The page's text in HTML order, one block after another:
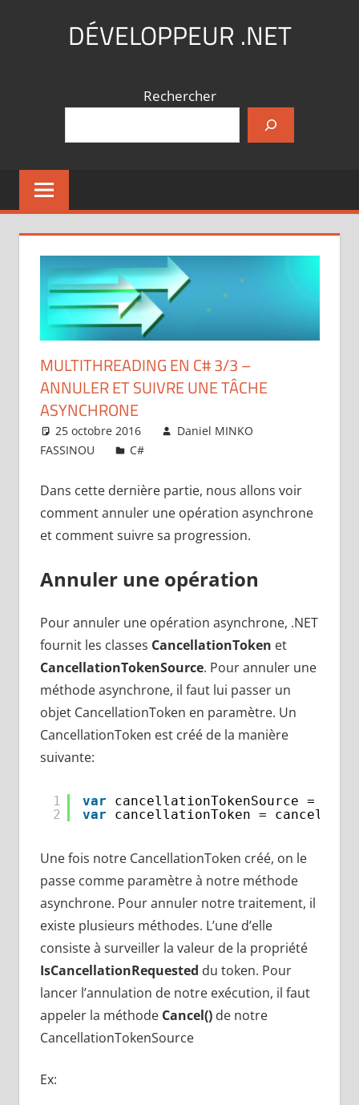
DÉVELOPPEUR .NET
Rechercher
MULTITHREADING EN C# 3/3 –
ANNULER ET SUIVRE UNE TÂCHE
ASYNCHRONE
25 octobre 2016
Daniel MINKO
FASSINOU
C#
Dans cette dernière partie, nous allons voir
comment annuler une opération asynchrone
et comment suivre sa progression.
Annuler une opération
Pour annuler une opération asynchrone, .NET
fournit les classes CancellationToken et
CancellationTokenSource. Pour annuler une
méthode asynchrone, il faut lui passer un
objet CancellationToken en paramètre. Un
CancellationToken est créé de la manière
suivante:
1
2
var cancellationTokenSource =
var
cancellationToken =
Une fois notre CancellationToken créé, on le
passe comme paramètre à notre méthode
asynchrone. Pour annuler notre traitement, il
existe plusieurs méthodes. L’une d’elle
consiste à surveiller la valeur de la propriété
IsCancellationRequested du token. Pour
lancer l’annulation de notre exécution, il faut
appeler la méthode Cancel()de notre
CancellationTokenSource
Ex: